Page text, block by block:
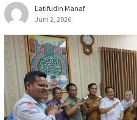
Latifudin Manaf
Juni 2, 2026